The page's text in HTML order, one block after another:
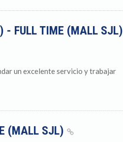
- FULL TIME (MALL SJL)
un excelente servicio y trabajar
(MALL SJL)